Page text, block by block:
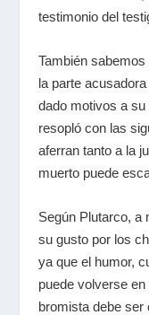
testimonio del
También
la parte
dado motivos a
resopló con las
aferran tanto a la
muerto puede
Según Plutarco, a
su gusto por los
ya que el humor,
puede volverse
bromista debe ser